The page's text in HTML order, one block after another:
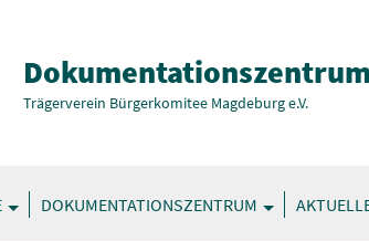
Trägerverein Bürgerkomitee Magdeburg e.V.
DOKUMENTATIONSZENTRUM